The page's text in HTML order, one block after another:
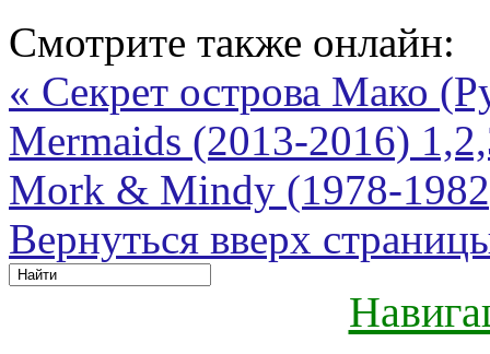
Смотрите также онлайн:
« Секрет острова Мако
Mermaids (2013-2016)
Mork & Mindy (1978-
Вернуться вверх